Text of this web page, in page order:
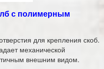
с полимерным
для крепления скоб.
механической
внешним видом.